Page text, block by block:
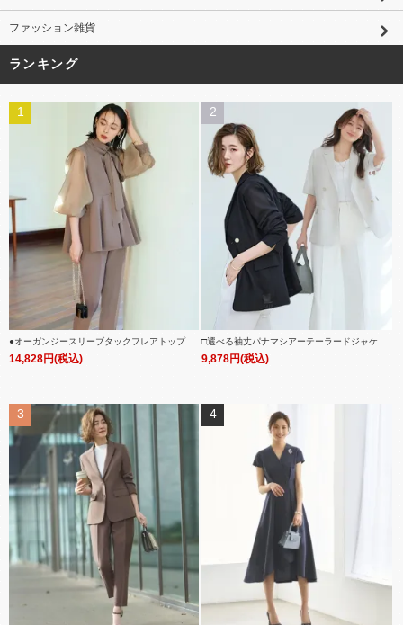
ファッション雑貨
ランキング
1
●オーガンジースリーブタックフレアトップス
＆シークレットゴム・スリムテーパードパンツ
14,828円(税込)
2
□選べる袖丈パナマシアーテーラードジャケッ
ト 「CJK1543」
9,878円(税込)
3 4